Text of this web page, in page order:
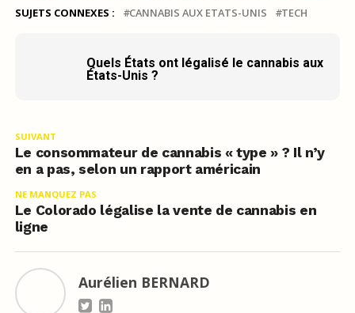
SUJETS CONNEXES : CANNABIS AUX ETATS-UNIS TECH
Quels États ont légalisé le cannabis aux
États-Unis ?
SUIVANT
Le consommateur de cannabis « type » ? Il n’y
en a pas, selon un rapport américain
NE MANQUEZ PAS
Le Colorado légalise la vente de cannabis en
ligne
Aurélien BERNARD